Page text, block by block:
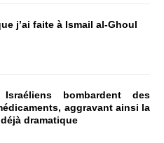
j’ai faite à Ismail al-Ghoul
bombardent des
aggravant ainsi la
dramatique